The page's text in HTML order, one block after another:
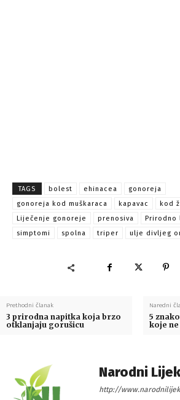
TAGS bolest ehinacea
gonoreja
gonoreja kod muškaraca
kapavac
kod
Liječenje gonoreje
prenosiva
simptomi
spolna triper ulje divljeg
Prethodni članak
3 prirodna napitka koja brzo
otklanjaju gorušicu
Naredni
5
koje
Narodni Lijek
http://